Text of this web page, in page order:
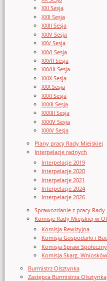
XXI Sesja
XXII Sesja
XXIII Sesja
XXIV Sesja
XXV Sesja
XXVI Sesja
XXVII Sesja
XXVIII Sesja
XXIX Sesja
XXX Sesja
XXXI Sesja
XXXII Sesja
XXXIII Sesja
XXXIV Sesja
XXXV Sesja
Plany pracy Rady Miejskiej
Interpelacje radnych
Interpelacje 2019
Interpelacje 2020
Interpelacje 2021
Interpelacje 2024
Interpelacje 2026
Sprawozdanie z pracy
Komisje Rady Miejskiej w
Komisja Rewizyjna
Komisja Gospodarki i
Komisja Spraw
Komisja Skarg,
Burmistrz Olsztynka
Zastępca Burmistrza Olsztynka